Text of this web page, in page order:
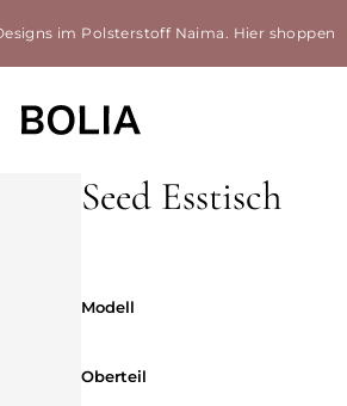
im Polsterstoff Naima. Hier shoppen
Seed Esstisch
Modell
Oberteil